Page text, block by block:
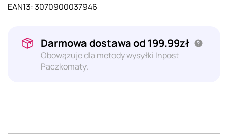
EAN13:3070900037946
Darmowa dostawa od 199.99zł
Obowązuje dla metody wysyłki Inpost
Paczkomaty.